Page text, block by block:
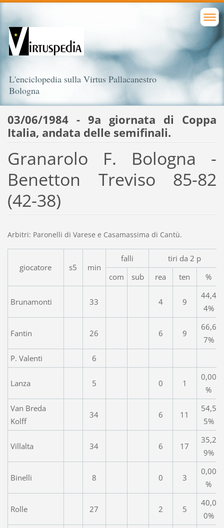
L'enciclopedia sulla Virtus Pallacanestro
Bologna
03/06/1984 - 9a giornata di Coppa
Italia, andata delle semifinali.
Granarolo F. Bologna -
Benetton Treviso 85-82
(42-38)
Arbitri: Paronelli di Varese e Casamassima di Cantù.
giocatore s5 min
falli
tiri da 2 p
com
sub rea ten %
Brunamonti 33 4 9
44,4
4%
Fantin 26 6 9
66,6
7%
P. Valenti
6
Lanza 5 0 1
0,00
%
Van Breda
Kolff
34 6 11
54,5
5%
Villalta 34 6 17
35,2
9%
Binelli 8 0 3
0,00
%
Rolle 27 2 5
40,0
0%